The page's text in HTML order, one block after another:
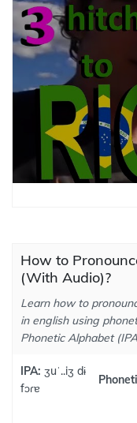
How to
(With Audio)?
Learn how to
in english using
Phonetic Alphabet
IPA: ʒuˈ..iʒ dɨ
fɔɾɐ